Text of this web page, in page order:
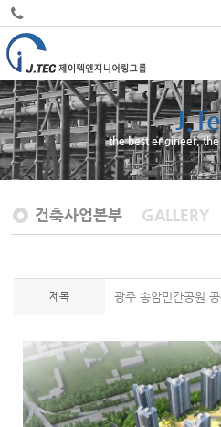
the best engineer,
건축사업본부 GALLERY
제목 광주 송암민간공원